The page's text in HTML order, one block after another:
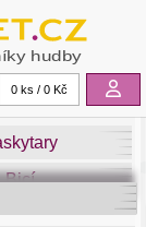
0 ks / 0 Kč
Bicí